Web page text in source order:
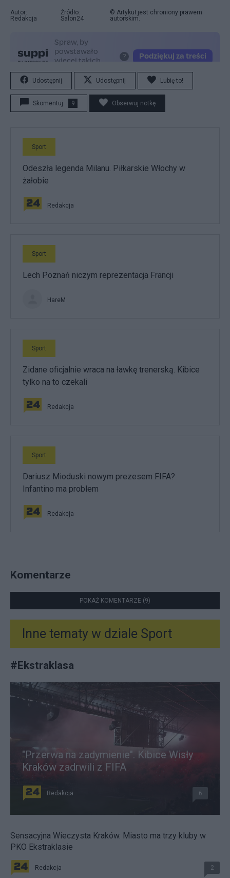
Autor:
Redakcja
Źródło:
Salon24
© Artykuł jest chroniony prawem
autorskim.
Udostępnij Udostępnij Lubię to!
Skomentuj 9 Obserwuj notkę
Sport
Odeszła legenda Milanu. Piłkarskie Włochy w
żałobie
Redakcja
Sport
Lech Poznań niczym reprezentacja Francji
HareM
Sport
Zidane oficjalnie wraca na ławkę trenerską. Kibice
tylko na to czekali
Redakcja
Sport
Dariusz Mioduski nowym prezesem FIFA?
Infantino ma problem
Redakcja
Komentarze
POKAŻ KOMENTARZE (9)
Inne tematy w dziale Sport
#Ekstraklasa
"Przerwa na zadymienie". Kibice Wisły
Kraków zadrwili z FIFA
Redakcja 6
Sensacyjna Wieczysta Kraków. Miasto ma trzy kluby w
PKO Ekstraklasie
Redakcja 2